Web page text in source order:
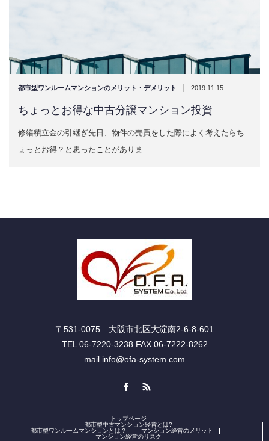
都市型ワンルームマンションのメリット・デメリット | 2019.11.15
ちょっとお得な中古分譲マンション投資
修繕積立金の引継ぎ先日、物件の売買をした際によく考えたらち
ょっとお得？と思ったことがありま…
〒531-0075 大阪市北区大淀南2-6-8-601
TEL 06-7220-3238 FAX 06-7222-8262
mail info@ofa-system.com
トップページ
都市型中古マンション経営とは?
都市型ワンルームマンションとは？
マンション経営のメリット
マンション経営のリスク